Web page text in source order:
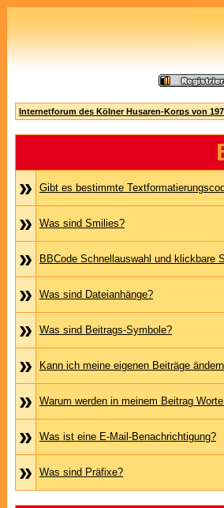
Internetforum des Kölner Husaren-Korps von
»
Gibt es bestimmte
» Was sind Smilies?
» BBCode Schnellauswahl und klickbare
» Was sind Dateianhänge?
» Was sind Beitrags-Symbole?
» Kann ich meine eigenen Beiträge
» Warum werden in meinem Beitrag
» Was ist eine E-Mail-Benachrichtigung?
» Was sind Präfixe?